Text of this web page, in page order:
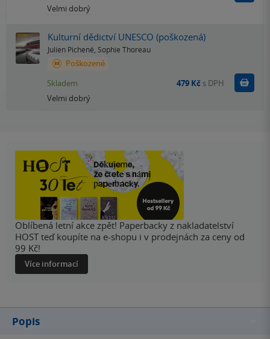
Velmi dobrý
Kulturní dědictví UNESCO (poškozená)
Julien Pichené Sophie Thoreau
Poškozené
Velmi dobrý
Skladem 479 Kč s DPH
Oblíbená letní akce zpět! Paperbacky z nakladatelství
HOST teď koupíte na e-shopu i v prodejnách za ceny od
99 Kč!
Více informací
Popis